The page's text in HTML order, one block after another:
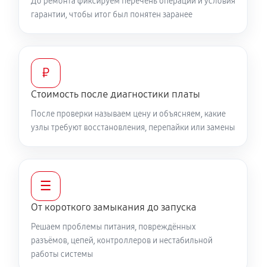
гарантии, чтобы итог был понятен заранее
₽
Стоимость после диагностики платы
После проверки называем цену и объясняем, какие
узлы требуют восстановления, перепайки или замены
☰
От короткого замыкания до запуска
Решаем проблемы питания, повреждённых
разъёмов, цепей, контроллеров и нестабильной
работы системы